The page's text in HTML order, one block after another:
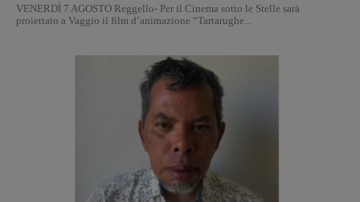
VENERDÌ 7 AGOSTO Reggello- Per il Cinema sotto le Stelle sarà
proiettato a Vaggio il film d’animazione “Tartarughe...